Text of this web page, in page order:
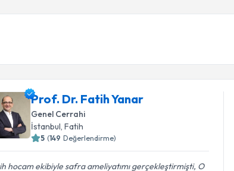
Prof. Dr. Fatih Yanar
Genel Cerrahi
İstanbul, Fatih
5 (149 Değerlendirme)
hocam ekibiyle safra ameliyatımı gerçekleştirmişti, O